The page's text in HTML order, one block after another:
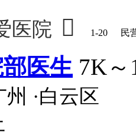
医院  1-20 民
医生 7K～
州 ·白云区